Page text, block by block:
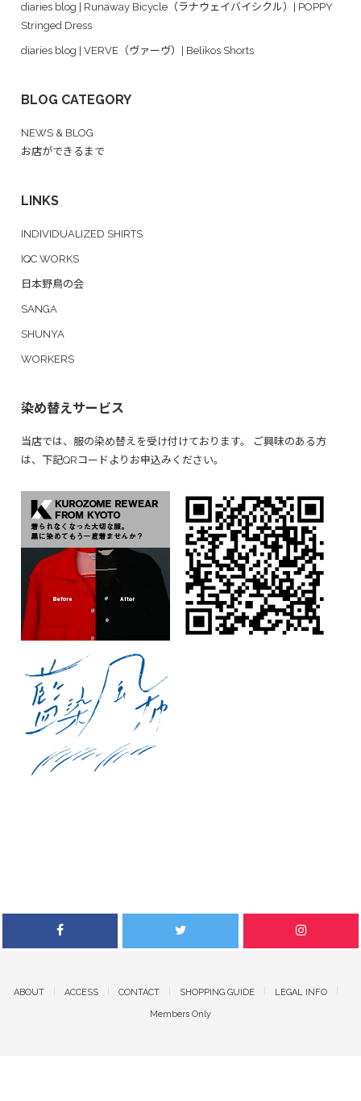
diaries blog | Runaway Bicycle（ラナウェイバイシクル）| POPPY
Stringed Dress
diaries blog | VERVE（ヴァーヴ）| Belikos Shorts
BLOG CATEGORY
NEWS & BLOG
お店ができるまで
LINKS
INDIVIDUALIZED SHIRTS
IQC WORKS
日本野鳥の会
SANGA
SHUNYA
WORKERS
染め替えサービス
当店では、服の染め替えを受け付けております。 ご興味のある方
は、下記QRコードよりお申込みください。
ABOUT ACCESS CONTACT SHOPPING GUIDE LEGAL INFO
Members Only